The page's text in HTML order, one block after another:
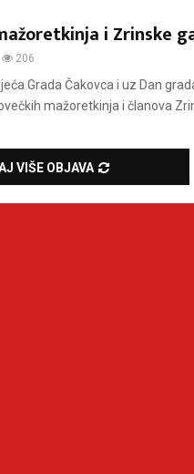
i Zrinske
206
Grada Čakovca i uz Dan
mažoretkinja i članova
VIŠE OBJAVA